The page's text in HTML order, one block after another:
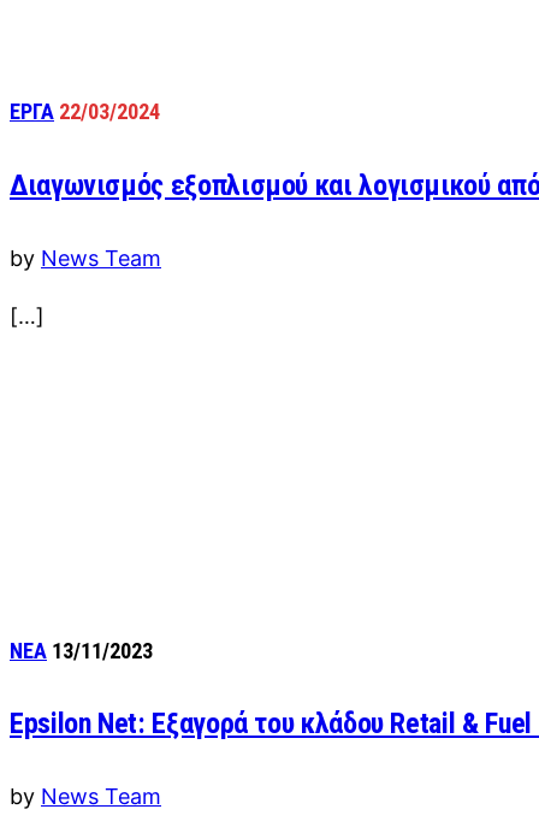
ΕΡΓΑ 22/03/2024
Διαγωνισμός εξοπλισμού και λογισμικού
by News Team
[…]
ΝΕΑ 13/11/2023
Epsilon Net: Εξαγορά του κλάδου Retail &
by News Team